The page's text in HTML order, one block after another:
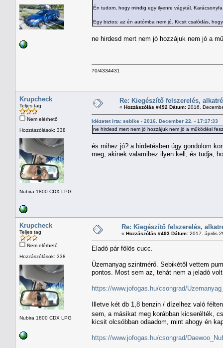
Én tudom, hogy mindig egy ilyenre vágytál.
Egy biztos: az én autómba nem jó. Kicsit csalódás,
ne hirdesd mert nem jó hozzájuk nem jó a
70/4334431
Krupcheck
Teljes tag
Nem elérhető
Hozzászólások: 338
Nubira 1800 CDX LPG
Re: Kiegészítő felszerelés,
« Hozzászólás #492 Dátum: 2016.
Idézetet írta: sebike - 2016. December 22. - 17:17:33
ne hirdesd mert nem jó hozzájuk nem jó a működési
és mihez jó? a hirdetésben úgy gondolom
meg, akinek valamihez ilyen kell, és tudja,
Krupcheck
Teljes tag
Nem elérhető
Hozzászólások: 338
Nubira 1800 CDX LPG
Re: Kiegészítő felszerelés,
« Hozzászólás #493 Dátum: 2017. április
Eladó pár fölös cucc.
Üzemanyag szintmérő. Sebikétől vettem
pontos. Most sem az, tehát nem a jeladó
https://www.jofogas.hu/csongrad/
Illetve két db 1,8 benzin / dízelhez való
sem, a másikat meg korábban kicserélték,
kicsit olcsóbban odaadom, mint ahogy én
https://www.jofogas.hu/csongrad/